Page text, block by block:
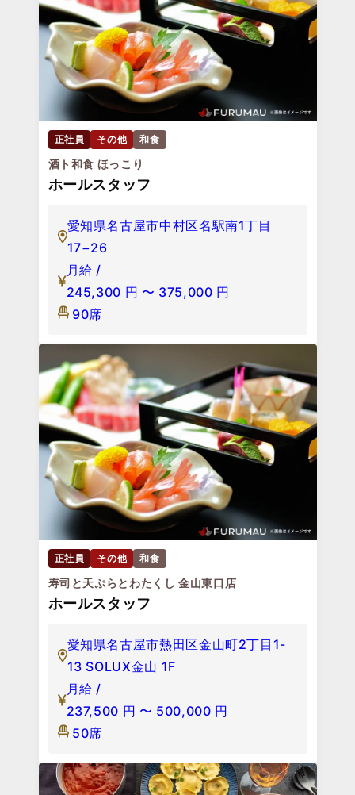
正社員 その他 和食
酒ト和食 ほっこり
ホールスタッフ
愛知県名古屋市中村区名駅南1丁目
17−26
月給 /
245,300 円 〜 375,000 円
90席
正社員 その他 和食
寿司と天ぷらとわたくし 金山東口店
ホールスタッフ
愛知県名古屋市熱田区金山町2丁目1-
13 SOLUX金山 1F
月給 /
237,500 円 〜 500,000 円
50席